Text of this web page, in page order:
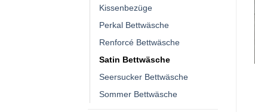
Kissenbezüge
Perkal Bettwäsche
Renforcé Bettwäsche
Satin Bettwäsche
Seersucker Bettwäsche
Sommer Bettwäsche